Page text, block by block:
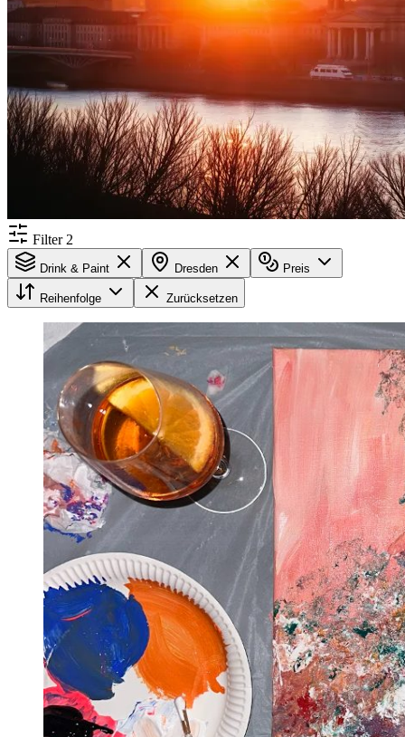
Filter 2
Drink & Paint Dresden Preis
Reihenfolge Zurücksetzen